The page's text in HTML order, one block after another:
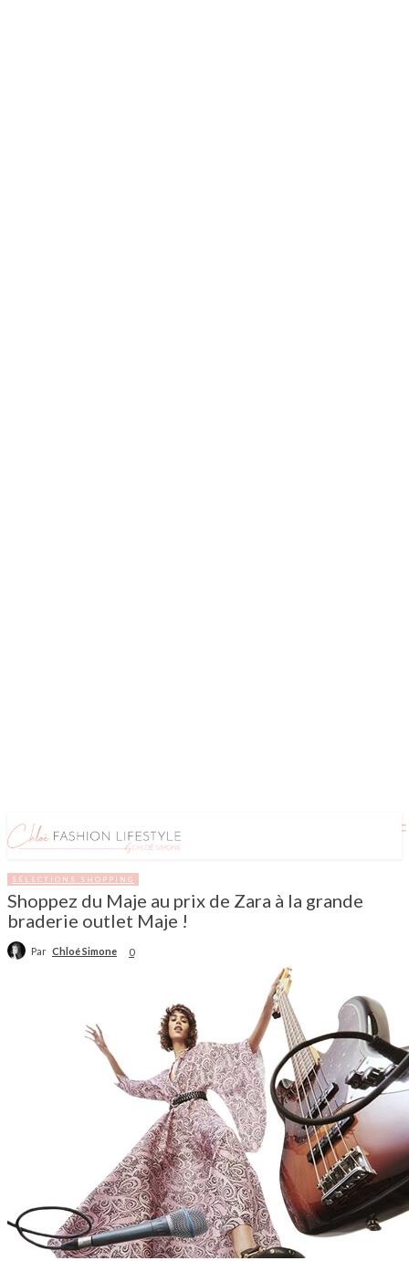
SÉLECTIONS SHOPPING
Shoppez du Maje au prix de Zara à la grande
braderie outlet Maje !
Par Chloé Simone 0